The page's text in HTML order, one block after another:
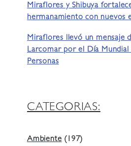
Miraflores y Shibuya
hermanamiento con nuevos
Miraflores llevó un mensaje
Larcomar por el Día Mundial
Personas
CATEGORIAS:
Ambiente (197)